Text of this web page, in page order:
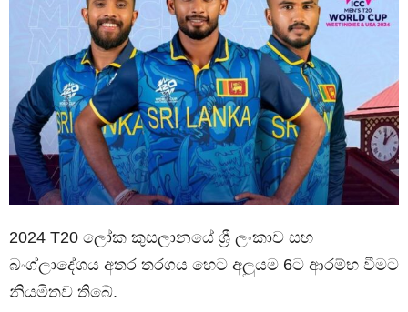
2024 T20 ලෝක කුසලානයේ ශ්‍රී ලංකාව සහ
බංග්ලාදේශය අතර තරගය හෙට අලුයම 6ට ආරම්භ වීමට
නියමිතව තිබේ.